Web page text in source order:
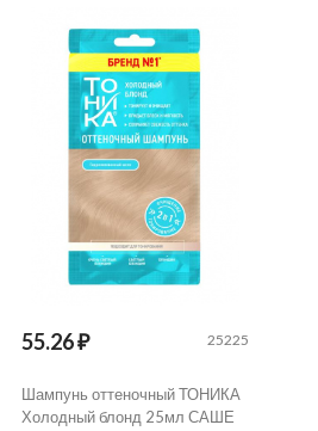
55.26 ₽ 25225
Шампунь оттеночный ТОНИКА
Холодный блонд 25мл САШЕ